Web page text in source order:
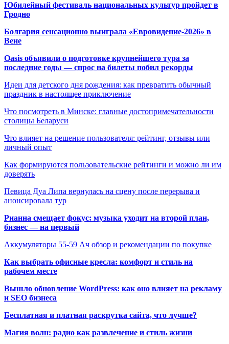
Юбилейный фестиваль национальных культур пройдет в
Гродно
Болгария сенсационно выиграла «Евровидение-2026» в
Вене
Oasis объявили о подготовке крупнейшего тура за
последние годы — спрос на билеты побил рекорды
Идеи для детского дня рождения: как превратить обычный
праздник в настоящее приключение
Что посмотреть в Минске: главные достопримечательности
столицы Беларуси
Что влияет на решение пользователя: рейтинг, отзывы или
личный опыт
Как формируются пользовательские рейтинги и можно ли им
доверять
Певица Дуа Липа вернулась на сцену после перерыва и
анонсировала тур
Рианна смещает фокус: музыка уходит на второй план,
бизнес — на первый
Аккумуляторы 55-59 Ач обзор и рекомендации по покупке
Как выбрать офисные кресла: комфорт и стиль на
рабочем месте
Вышло обновление WordPress: как оно влияет на рекламу
и SEO бизнеса
Бесплатная и платная раскрутка сайта, что лучше?
Магия волн: радио как развлечение и стиль жизни